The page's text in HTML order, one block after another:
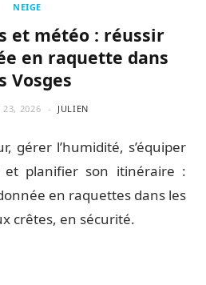
NEIGE
et météo : réussir
en raquette dans
Vosges
23, 2026 JULIEN
gérer l’humidité, s’équiper
et planifier son itinéraire :
en raquettes dans les
crêtes, en sécurité.